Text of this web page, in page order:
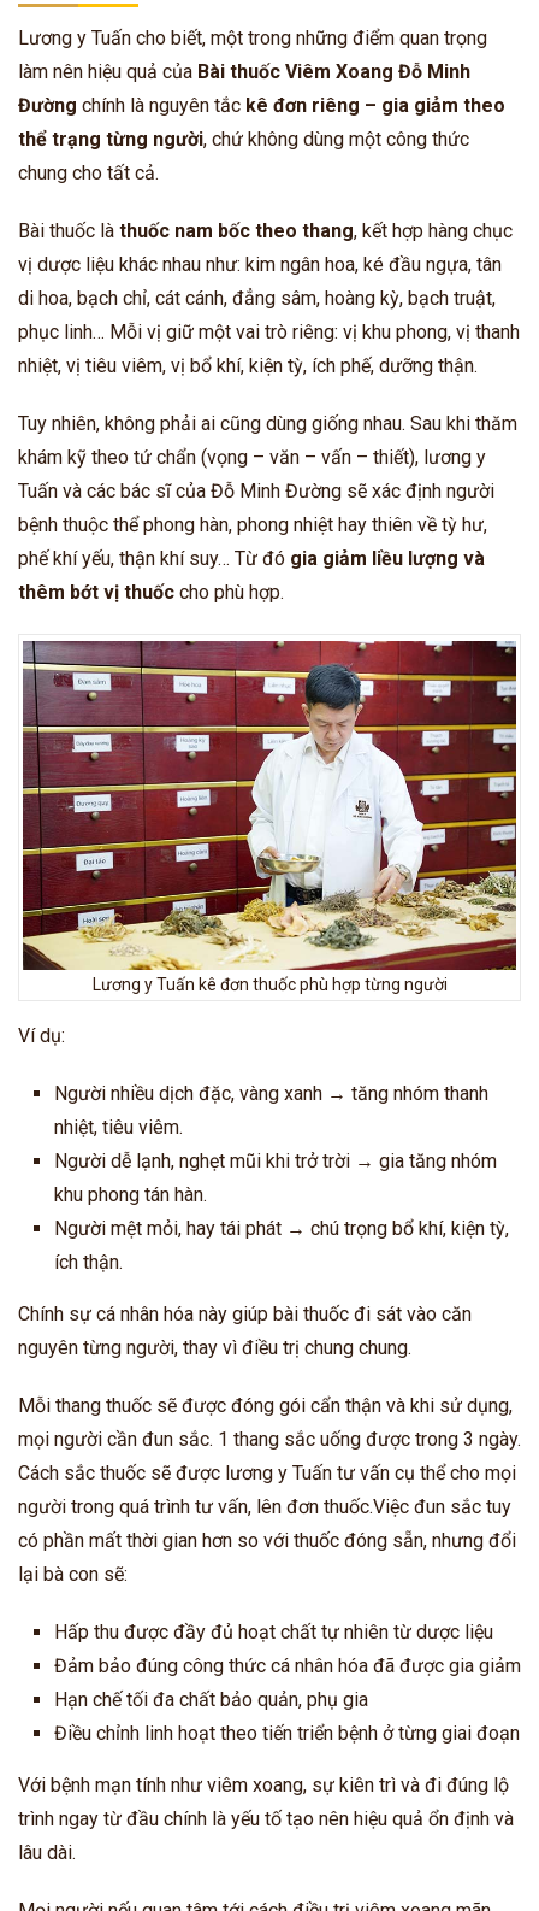
Lương y Tuấn cho biết, một trong những điểm quan trọng
làm nên hiệu quả của Bài thuốc Viêm Xoang Đỗ Minh
Đường chính là nguyên tắc kê đơn riêng – gia giảm theo
thể trạng từng người, chứ không dùng một công thức
chung cho tất cả.
Bài thuốc là thuốc nam bốc theo thang, kết hợp hàng chục
vị dược liệu khác nhau như: kim ngân hoa, ké đầu ngựa, tân
di hoa, bạch chỉ, cát cánh, đẳng sâm, hoàng kỳ, bạch truật,
phục linh… Mỗi vị giữ một vai trò riêng: vị khu phong, vị thanh
nhiệt, vị tiêu viêm, vị bổ khí, kiện tỳ, ích phế, dưỡng thận.
Tuy nhiên, không phải ai cũng dùng giống nhau. Sau khi thăm
khám kỹ theo tứ chẩn (vọng – văn – vấn – thiết), lương y
Tuấn và các bác sĩ của Đỗ Minh Đường sẽ xác định người
bệnh thuộc thể phong hàn, phong nhiệt hay thiên về tỳ hư,
phế khí yếu, thận khí suy… Từ đó gia giảm liều lượng và
thêm bớt vị thuốc cho phù hợp.
Lương y Tuấn kê đơn thuốc phù hợp từng người
Ví dụ:
Người nhiều dịch đặc, vàng xanh → tăng nhóm thanh
nhiệt, tiêu viêm.
Người dễ lạnh, nghẹt mũi khi trở trời → gia tăng nhóm
khu phong tán hàn.
Người mệt mỏi, hay tái phát → chú trọng bổ khí, kiện tỳ,
ích thận.
Chính sự cá nhân hóa này giúp bài thuốc đi sát vào căn
nguyên từng người, thay vì điều trị chung chung.
Mỗi thang thuốc sẽ được đóng gói cẩn thận và khi sử dụng,
mọi người cần đun sắc. 1 thang sắc uống được trong 3 ngày.
Cách sắc thuốc sẽ được lương y Tuấn tư vấn cụ thể cho mọi
người trong quá trình tư vấn, lên đơn thuốc.Việc đun sắc tuy
có phần mất thời gian hơn so với thuốc đóng sẵn, nhưng đổi
lại bà con sẽ:
Hấp thu được đầy đủ hoạt chất tự nhiên từ dược liệu
Đảm bảo đúng công thức cá nhân hóa đã được gia giảm
Hạn chế tối đa chất bảo quản, phụ gia
Điều chỉnh linh hoạt theo tiến triển bệnh ở từng giai đoạn
Với bệnh mạn tính như viêm xoang, sự kiên trì và đi đúng lộ
trình ngay từ đầu chính là yếu tố tạo nên hiệu quả ổn định và
lâu dài.